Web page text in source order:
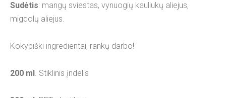
Sudėtis: mangų sviestas, vynuogių kauliukų aliejus,
migdolų aliejus.
Kokybiški ingredientai, rankų darbo!
200 ml. Stiklinis įndelis